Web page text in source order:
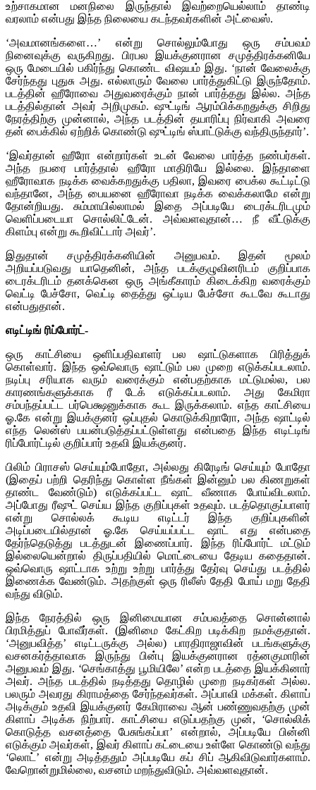
உற்சாகமான மனநிலை இருந்தால் இவற்றையெல்லாம் தாண்டி
வரலாம் என்பது இந்த நிலையை கடந்தவர்களின் அட்வைஸ்.
‘அவமானங்களை…’ என்று சொல்லும்போது ஒரு சம்பவம்
நினைவுக்கு வருகிறது. பிரபல இயக்குனரான சமுத்திரக்கனியே
ஒரு மேடையில் பகிர்ந்து கொண்ட விஷயம் இது. ‘நான் வேலைக்கு
சேர்ந்தது புதுசு அது. எல்லாரும் வேலை பார்த்துகிட்டு இருந்தோம்.
படத்தின் ஹீரோவை அதுவரைக்கும் நான் பார்த்தது இல்ல. அந்த
படத்தில்தான் அவர் அறிமுகம். ஷுட்டிங் ஆரம்பிக்கறதுக்கு சிறிது
நேரத்திற்கு முன்னால், அந்த படத்தின் தயாரிப்பு நிர்வாகி அவரை
தன் பைக்கில் ஏற்றிக் கொண்டு ஷுட்டிங் ஸ்பாட்டுக்கு வந்திருந்தார்’.
‘இவர்தான் ஹீரோ என்றார்கள் உடன் வேலை பார்த்த நண்பர்கள்.
அந்த நபரை பார்த்தால் ஹீரோ மாதிரியே இல்லை. இந்தாளை
ஹீரோவாக நடிக்க வைக்கறதுக்கு பதிலா, இவரை பைக்ல கூட்டிட்டு
வந்தானே, அந்த பையனை ஹீரோவா நடிக்க வைக்கலாமே என்று
தோன்றியது. சும்மாயில்லாமல் இதை அப்படியே டைரக்டரிடமும்
வெளிப்படையா சொல்லிட்டேன். அவ்வளவுதான்… நீ வீட்டுக்கு
கிளம்பு என்று கூறிவிட்டார் அவர்’.
இதுதான் சமுத்திரக்கனியின் அனுபவம். இதன் மூலம்
அறியப்படுவது யாதெனின், அந்த படக்குழுவினரிடம் குறிப்பாக
டைரக்டரிடம் தனக்கென ஒரு அங்கீகாரம் கிடைக்கிற வரைக்கும்
வெட்டி பேச்சோ, வெட்டி தைத்து ஒட்டிய பேச்சோ கூடவே கூடாது
என்பதுதான்.
எடிட்டிங் ரிப்போர்ட்-
ஒரு காட்சியை ஒளிப்பதிவாளர் பல ஷாட்டுகளாக பிரித்துக்
கொள்வார். இந்த ஒவ்வொரு ஷாட்டும் பல முறை எடுக்கப்படலாம்.
நடிப்பு சரியாக வரும் வரைக்கும் என்பதற்காக மட்டுமல்ல, பல
காரணங்களுக்காக ரீ டேக் எடுக்கப்படலாம். அது கேமிரா
சம்பந்தப்பட்ட பர்பெக்ஷனுக்காக கூட இருக்கலாம். எந்த காட்சியை
ஓ.கே என்று இயக்குனர் ஒப்புதல் கொடுக்கிறாரோ, அந்த ஷாட்டில்
எந்த லென்ஸ் பயன்படுத்தப்பட்டுள்ளது என்பதை இந்த எடிட்டிங்
ரிப்போர்ட்டில் குறிப்பார் உதவி இயக்குனர்.
பிலிம் பிராசஸ் செய்யும்போதோ, அல்லது கிரேடிங் செய்யும் போதோ
(இதைப் பற்றி தெரிந்து கொள்ள நீங்கள் இன்னும் பல கிணறுகள்
தாண்ட வேண்டும்) எடுக்கப்பட்ட ஷாட் வீணாக போய்விடலாம்.
அப்போது ரீஷுட் செய்ய இந்த குறிப்புகள் உதவும். படத்தொகுப்பாளர்
என்று சொல்லக் கூடிய எடிட்டர் இந்த குறிப்புகளின்
அடிப்படையில்தான் ஓ.கே செய்யப்பட்ட ஷாட் எது என்பதை
தேர்ந்தெடுத்து படத்துடன் இணைப்பார். இந்த ரிப்போர்ட் மட்டும்
இல்லையென்றால் திருப்பதியில் மொட்டையை தேடிய கதைதான்.
ஒவ்வொரு ஷாட்டாக உற்று உற்று பார்த்து தேர்வு செய்து படத்தில்
இணைக்க வேண்டும். அதற்குள் ஒரு ரிலீஸ் தேதி போய் மறு தேதி
வந்து விடும்.
இந்த நேரத்தில் ஒரு இனிமையான சம்பவத்தை சொன்னால்
பிரமித்துப் போவீர்கள். (இனிமை கேட்கிற படிக்கிற நமக்குதான்.
‘அனுபவித்த’ எடிட்டருக்கு அல்ல) பாரதிராஜாவின் படங்களுக்கு
வசனகர்த்தாவாக இருந்து பின்பு இயக்குனரான ரத்னகுமாரின்
அனுபவம் இது. ‘செங்காத்து பூமியிலே’ என்ற படத்தை இயக்கினார்
அவர். அந்த படத்தில் நடித்தது தொழில் முறை நடிகர்கள் அல்ல.
பலரும் அவரது கிராமத்தை சேர்ந்தவர்கள். அப்பாவி மக்கள். கிளாப்
அடிக்கும் உதவி இயக்குனர் கேமிராவை ஆன் பண்ணுவதற்கு முன்
கிளாப் அடிக்க நிற்பார். காட்சியை எடுப்பதற்கு முன், ‘சொல்லிக்
கொடுத்த வசனத்தை பேசுங்கப்பா’ என்றால், அப்படியே பின்னி
எடுக்கும் அவர்கள், இவர் கிளாப் கட்டையை உள்ளே கொண்டு வந்து
‘லொட்’ என்று அடித்ததும் அப்படியே கப் சிப் ஆகிவிடுவார்களாம்.
வேறொன்றுமில்லை, வசனம் மறந்துவிடும். அவ்வளவுதான்.